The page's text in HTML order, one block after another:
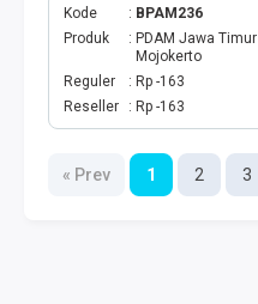
Kode
BPAM236
Produk
PDAM Jawa
Mojokerto
Reguler
Rp -163
Reseller
Rp -163
« Prev 1 2 3